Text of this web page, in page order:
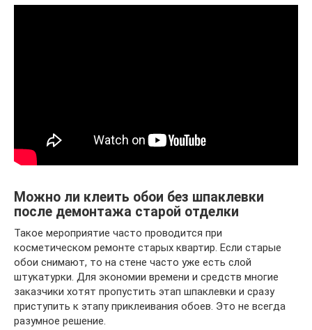
Можно ли клеить обои без шпаклевки
после демонтажа старой отделки
Такое мероприятие часто проводится при
косметическом ремонте старых квартир. Если старые
обои снимают, то на стене часто уже есть слой
штукатурки. Для экономии времени и средств многие
заказчики хотят пропустить этап шпаклевки и сразу
приступить к этапу приклеивания обоев. Это не всегда
разумное решение.